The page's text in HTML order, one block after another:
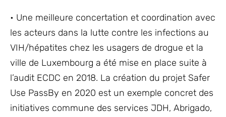
• Une meilleure concertation et coordination avec
les acteurs dans la lutte contre les infections au
VIH/hépatites chez les usagers de drogue et la
ville de Luxembourg a été mise en place suite à
l’audit ECDC en 2018. La création du projet Safer
Use PassBy en 2020 est un exemple concret des
initiatives commune des services JDH, Abrigado,